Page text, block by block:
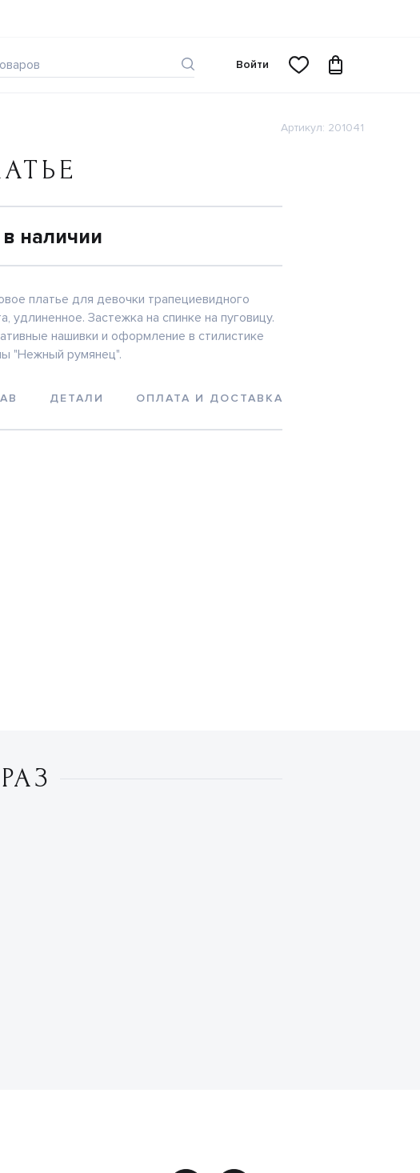
Войти
Артикул: 201041
наличии
платье для девочки трапециевидного
удлиненное. Застежка на спинке на пуговицу.
нашивки и оформление в стилистике
"Нежный румянец".
ДЕТАЛИ ОПЛАТА И ДОСТАВКА